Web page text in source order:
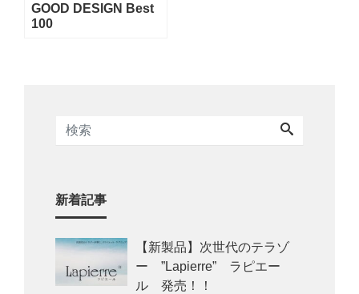
GOOD DESIGN Best
100
新着記事
【新製品】次世代のテラゾ
ー ”Lapierre” ラピエー
ル 発売！！